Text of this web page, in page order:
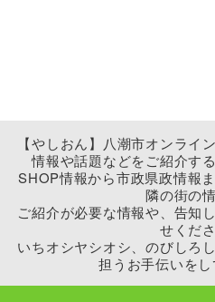
【やしおん】八潮市オンライ
情報や話題などをご紹介す
SHOP情報から市政県政情報
隣の街の情
ご紹介が必要な情報や、告知
せくださ
いちオシヤシオシ、のびしろ
担うお手伝いをし